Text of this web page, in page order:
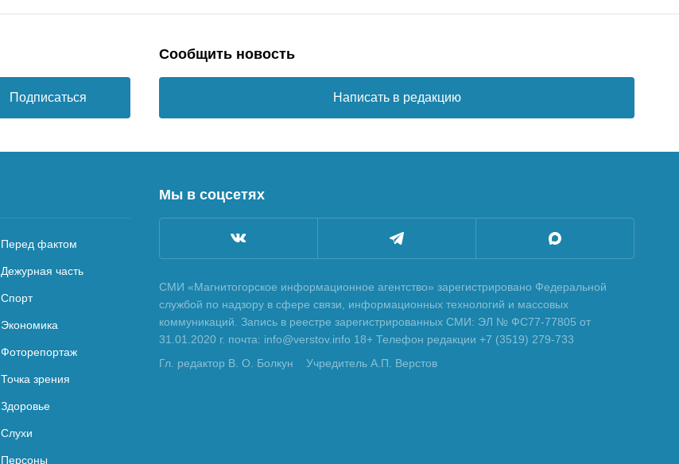
Подписаться
Сообщить новость
Написать в редакцию
Перед фактом
Дежурная часть
Спорт
Экономика
Фоторепортаж
Точка зрения
Здоровье
Слухи
Персоны
Мы в соцсетях
СМИ «Магнитогорское информационное агентство» зарегистрировано Федеральной
службой по надзору в сфере связи, информационных технологий и массовых
коммуникаций. Запись в реестре зарегистрированных СМИ: ЭЛ № ФС77-77805 от
31.01.2020 г. почта: info@verstov.info 18+ Телефон редакции +7 (3519) 279-733
Гл. редактор В. О. Болкун
Учредитель А.П. Верстов